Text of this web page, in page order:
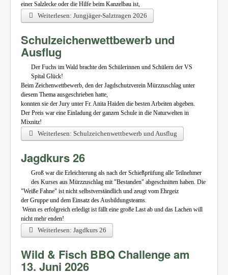
einer Salzlecke oder die Hilfe beim Kanzelbau ist,
Weiterlesen: Jungjäger-Salztragen 2026
Schulzeichenwettbewerb und
Ausflug
Der Fuchs im Wald brachte den Schülerinnen und Schülern der VS
Spital Glück!
Beim Zeichenwettbewerb, den der Jagdschutzverein Mürzzuschlag unter
diesem Thema ausgeschrieben hatte,
konnten sie der Jury unter Fr. Anita Haiden die besten Arbeiten abgeben.
Der Preis war eine Einladung der ganzen Schule in die Naturwelten in
Mixnitz!
Weiterlesen: Schulzeichenwettbewerb und Ausflug
Jagdkurs 26
Groß war die Erleichterung als nach der Schießprüfung alle Teilnehmer
des Kurses aus Mürzzuschlag mit "Bestanden" abgeschnitten haben. Die
"Weiße Fahne" ist nicht selbstverständlich und zeugt vom Ehrgeiz
der Gruppe und dem Einsatz des Ausbildungsteams.
Wenn es erfolgreich erledigt ist fällt eine große Last ab und das Lachen will
nicht mehr enden!
Weiterlesen: Jagdkurs 26
Wild & Fisch BBQ Challenge am
13. Juni 2026